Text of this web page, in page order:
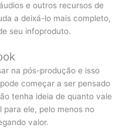
e outros recursos de
a deixá-lo mais completo,
seu infoproduto.
na pós-produção e isso
começar a ser pensado
tenha ideia de quanto vale
para ele, pelo menos no
valor.